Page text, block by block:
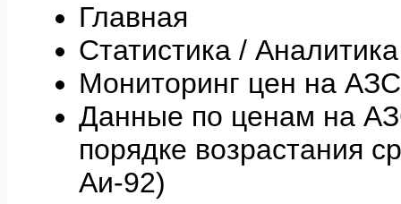
Главная
Статистика / Аналитика
Мониторинг цен на
Данные по ценам на
порядке возрастания
Аи-92)